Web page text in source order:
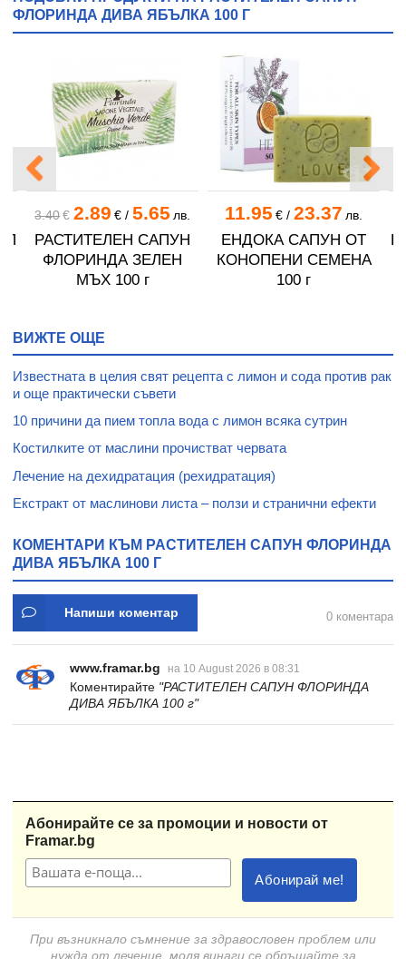
ФЛОРИНДА ДИВА ЯБЪЛКА 100 Г
3.40€ 2.89 €/ 5.65 лв.
РАСТИТЕЛЕН САПУН
ФЛОРИНДА ЗЕЛЕН
МЪХ 100 г
11.95 € / 23.37 лв.
ЕНДОКА САПУН ОТ
КОНОПЕНИ СЕМЕНА
100 г
ВИЖТЕ ОЩЕ
Известната в целия свят рецепта с лимон и сода против рак
и още практически съвети
10 причини да пием топла вода с лимон всяка сутрин
Костилките от маслини прочистват червата
Лечение на дехидратация (рехидратация)
Екстракт от маслинови листа – ползи и странични ефекти
КОМЕНТАРИ КЪМ РАСТИТЕЛЕН САПУН ФЛОРИНДА
ДИВА ЯБЪЛКА 100 Г
Напиши коментар 0 коментара
www.framar.bg на 10 August 2026 в 08:31
Коментирайте "РАСТИТЕЛЕН САПУН ФЛОРИНДА
ДИВА ЯБЪЛКА 100 г"
Абонирайте се за промоции и новости от
Framar.bg
При възникнало съмнение за здравословен проблем или
нужда от лечение, моля винаги се обръщайте за